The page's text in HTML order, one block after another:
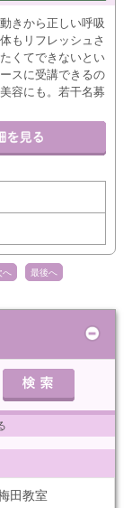
きから正しい呼吸
もリフレッシュさ
くてできないとい
スに受講できるの
容にも。若干名募
へ 最後へ
田教室